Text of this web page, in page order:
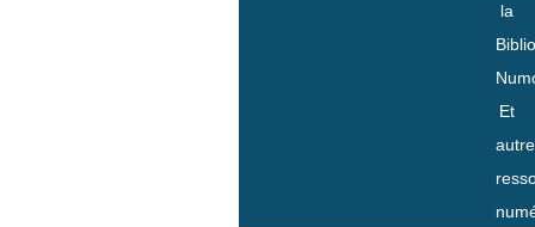
la
Et